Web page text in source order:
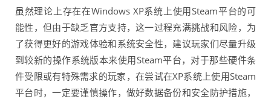
虽然理论上存在在Windows XP系统上使用Steam平台的可
能性，但由于缺乏官方支持，这一过程充满挑战和风险，为
了获得更好的游戏体验和系统安全性，建议玩家们尽量升级
到较新的操作系统版本来使用Steam平台，对于那些硬件条
件受限或有特殊需求的玩家，在尝试在XP系统上使用Steam
平台时，一定要谨慎操作，做好数据备份和安全防护措施，